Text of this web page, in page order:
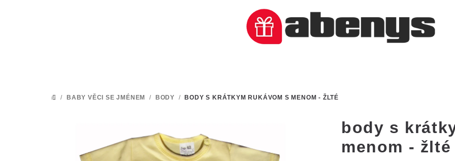
DOMŮ
/ BABY VĚCI SE JMÉNEM / BODY / BODY S KRÁTKYM RUKÁVOM S MENOM - ŽLTÉ
body s
menom - žlté